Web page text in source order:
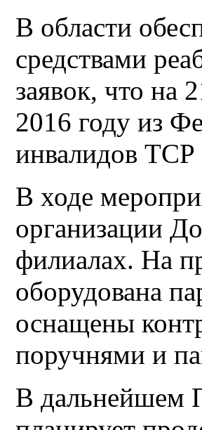
В области
средствами
заявок, что на
2016 году из
инвалидов ТСР
В ходе
организации
филиалах. На
оборудована
оснащены
поручнями и
В дальнейшем